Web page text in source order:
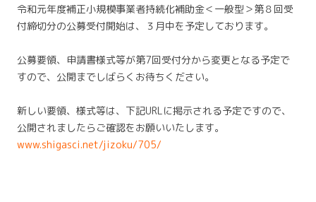
令和元年度補正小規模事業者持続化補助金＜一般型＞第８回受
付締切分の公募受付開始は、３月中を予定しております。
公募要領、申請書様式等が第7回受付分から変更となる予定で
すので、公開までしばらくお待ちください。
新しい要領、様式等は、下記URLに掲示される予定ですので、
公開されましたらご確認をお願いいたします。
www.shigasci.net/jizoku/705/